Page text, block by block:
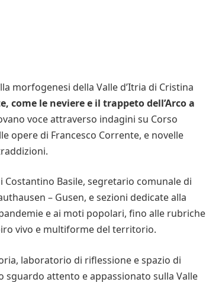
morfogenesi della Valle d’Itria di Cristina
le neviere e il trappeto dell’Arco a
voce attraverso indagini su Corso
opere di Francesco Corrente, e novelle
Basile, segretario comunale di
– Gusen, e sezioni dedicate alla
e ai moti popolari, fino alle rubriche
vivo e multiforme del territorio.
laboratorio di riflessione e spazio di
attento e appassionato sulla Valle